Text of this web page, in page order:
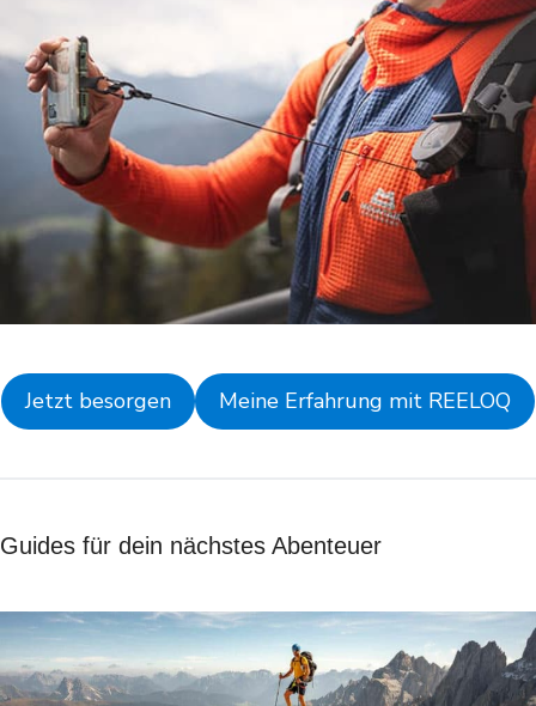
Jetzt besorgen Meine Erfahrung mit REELOQ
Guides für dein nächstes Abenteuer